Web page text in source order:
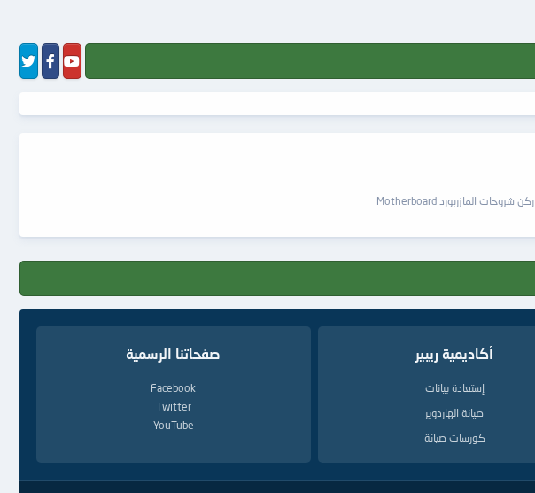
ركن شروحات المازربورد Motherboard
أكاديمية ريبير
إستعادة بيانات
صيانة الهاردوير
كورسات صيانة
صفحاتنا الرسمية
Facebook
Twitter
YouTube